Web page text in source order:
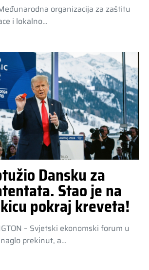
organizacija za zaštitu
i lokalno…
Dansku za
Stao je na
pokraj kreveta!
– Svjetski ekonomski forum u
prekinut, a…